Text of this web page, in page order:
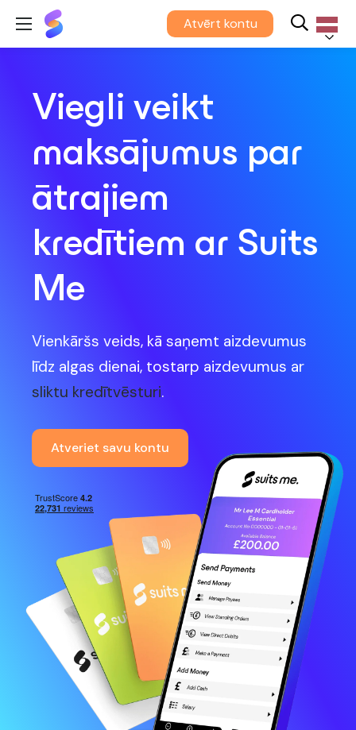
Suits
Me® Atvērt kontu
Viegli veikt
maksājumus par
ātrajiem
kredītiem ar Suits
Me
Vienkāršs veids, kā saņemt aizdevumus
līdz algas dienai, tostarp aizdevumus ar
sliktu kredītvēsturi.
Atveriet savu kontu